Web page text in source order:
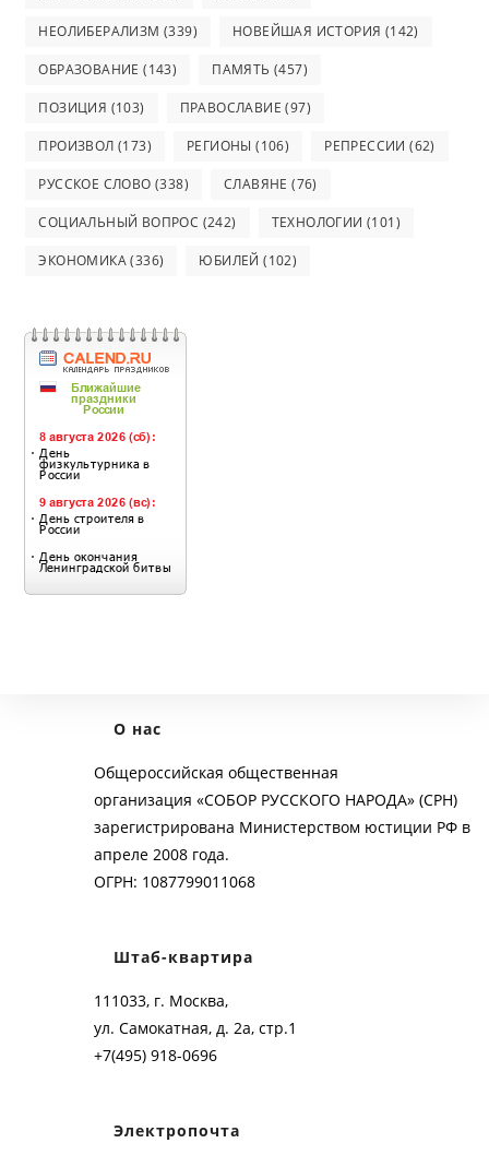
НЕОЛИБЕРАЛИЗМ (339) НОВЕЙШАЯ ИСТОРИЯ (142)
ОБРАЗОВАНИЕ (143) ПАМЯТЬ (457)
ПОЗИЦИЯ (103) ПРАВОСЛАВИЕ (97)
ПРОИЗВОЛ (173) РЕГИОНЫ (106) РЕПРЕССИИ (62)
РУССКОЕ СЛОВО (338) СЛАВЯНЕ (76)
СОЦИАЛЬНЫЙ ВОПРОС (242) ТЕХНОЛОГИИ (101)
ЭКОНОМИКА(336) ЮБИЛЕЙ (102)
О нас
Общероссийская общественная
организация «СОБОР РУССКОГО НАРОДА» (СРН)
зарегистрирована Министерством юстиции РФ в
апреле 2008 года.
ОГРН: 1087799011068
Штаб-квартира
111033, г. Москва,
ул. Самокатная, д. 2а, стр.1
+7(495) 918-0696
Электропочта